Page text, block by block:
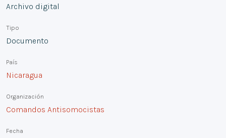
Archivo digital
Tipo
Documento
País
Nicaragua
Organización
Comandos Antisomocistas
Fecha